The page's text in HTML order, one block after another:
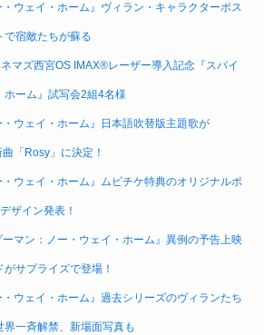
・ウェイ・ホーム』ヴィラン・キャラクターポス
で宿敵たちが蘇る
ネマズ西宮OS IMAX®レーザー導入記念『スパイ
ホーム』試写会2組4名様
・ウェイ・ホーム』日本語吹替版主題歌が
「Rosy」に決定！
・ウェイ・ホーム』ムビチケ特典のオリジナルポ
ザイン発表！
ーマン：ノー・ウェイ・ホーム』異例の予告上映
サプライズで登場！
・ウェイ・ホーム』過去シリーズのヴィランたち
一斉解禁、新場面写真も